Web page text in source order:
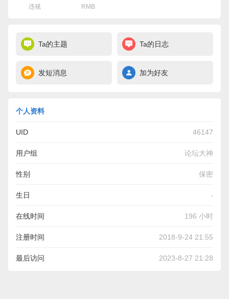
违规 RMB
Ta的主题 Ta的日志
发短消息 加为好友
个人资料
UID 46147
用户组 论坛大神
性别 保密
生日 -
在线时间 196 小时
注册时间 2018-9-24 21:55
最后访问 2023-8-27 21:28